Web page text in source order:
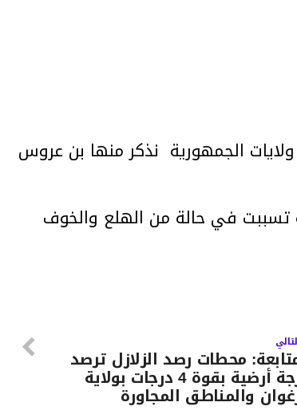
الجمهورية نذكر منها بن عروس
تسببت في حالة من الهلع والخوف
محطات رصد الزلازل ترصد
رجة أرضية بقوة 4 درجات بولاية
والمناطق المجاورة